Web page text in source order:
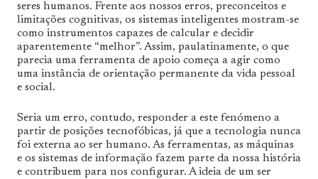
seres humanos. Frente aos nossos erros, preconceitos e
limitações cognitivas, os sistemas inteligentes mostram-se
como instrumentos capazes de calcular e decidir
aparentemente “melhor”. Assim, paulatinamente, o que
parecia uma ferramenta de apoio começa a agir como
uma instância de orientação permanente da vida pessoal
e social.
Seria um erro, contudo, responder a este fenómeno a
partir de posições tecnofóbicas, já que a tecnologia nunca
foi externa ao ser humano. As ferramentas, as máquinas
e os sistemas de informação fazem parte da nossa história
e contribuem para nos configurar. A ideia de um ser